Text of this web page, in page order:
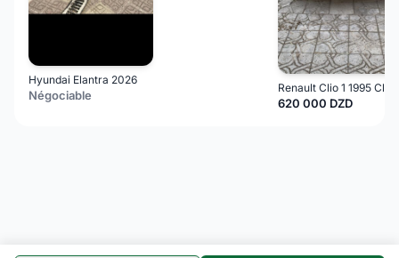
Hyundai Elantra 2026
Négociable
Renault Clio 1 1995 Clio
620 000 DZD